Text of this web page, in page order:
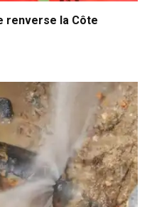
renverse la Côte